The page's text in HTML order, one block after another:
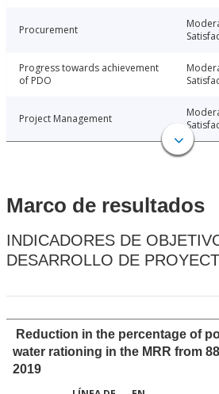
Procurement
Progress towards achievement
of PDO
Project Management
Marco de resultados
INDICADORES DE
DESARROLLO DE
Reduction in the percentage of
water rationing in the MRR from
2019